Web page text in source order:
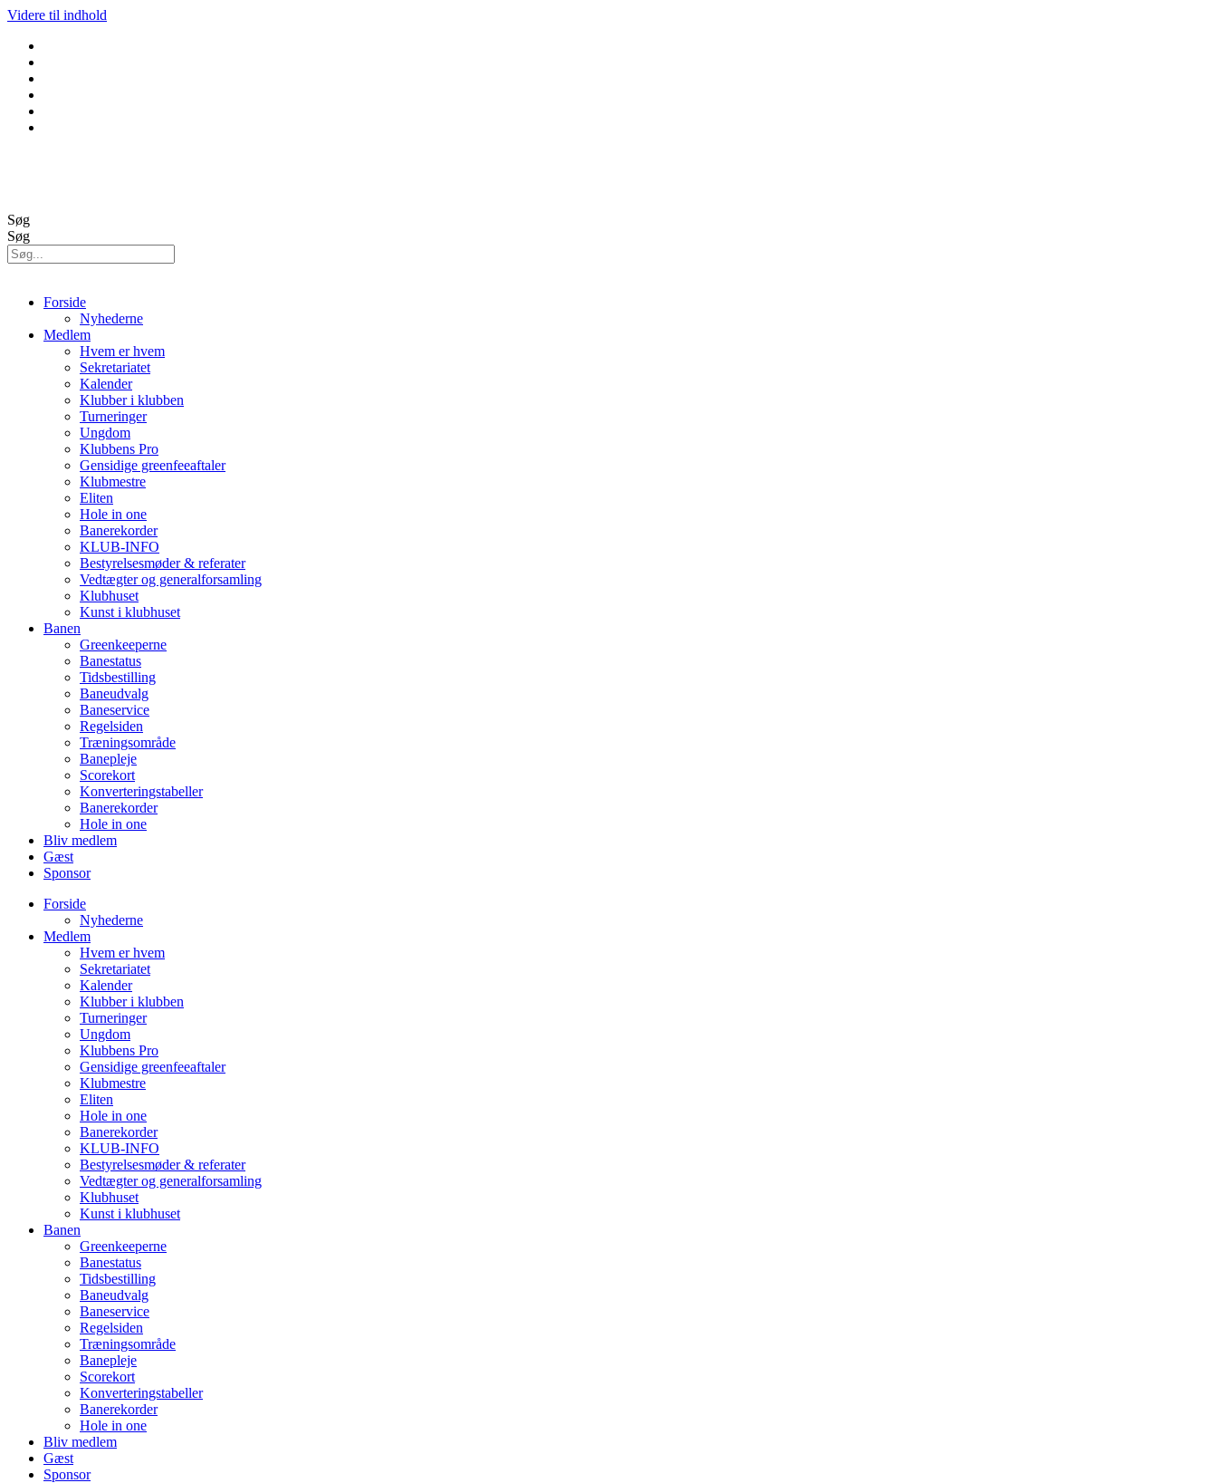
Videre til indhold
Søg
Søg
Forside
Nyhederne
Medlem
Hvem er hvem
Sekretariatet
Kalender
Klubber i klubben
Turneringer
Ungdom
Klubbens Pro
Gensidige greenfeeaftaler
Klubmestre
Eliten
Hole in one
Banerekorder
KLUB-INFO
Bestyrelsesmøder & referater
Vedtægter og generalforsamling
Klubhuset
Kunst i klubhuset
Banen
Greenkeeperne
Banestatus
Tidsbestilling
Baneudvalg
Baneservice
Regelsiden
Træningsområde
Banepleje
Scorekort
Konverteringstabeller
Banerekorder
Hole in one
Bliv medlem
Gæst
Sponsor
Forside
Nyhederne
Medlem
Hvem er hvem
Sekretariatet
Kalender
Klubber i klubben
Turneringer
Ungdom
Klubbens Pro
Gensidige greenfeeaftaler
Klubmestre
Eliten
Hole in one
Banerekorder
KLUB-INFO
Bestyrelsesmøder & referater
Vedtægter og generalforsamling
Klubhuset
Kunst i klubhuset
Banen
Greenkeeperne
Banestatus
Tidsbestilling
Baneudvalg
Baneservice
Regelsiden
Træningsområde
Banepleje
Scorekort
Konverteringstabeller
Banerekorder
Hole in one
Bliv medlem
Gæst
Sponsor